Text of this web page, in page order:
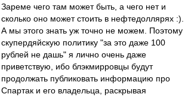
Зареме чего там может быть, а чего нет и
сколько оно может стоить в нефтедоллярях :).
А мы этого знать уж точно не можем. Поэтому
скупердяйскую политику "за это даже 100
рублей не дашь" я лично очень даже
приветствую, ибо блэкмирровцы будут
продолжать публиковать информацию про
Спартак и его владельца, раскрывая